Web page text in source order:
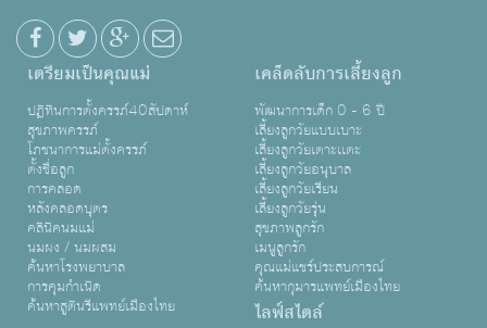
เตรียมเป็นคุณแม่
ปฏิทินการตั้งครรภ์40สัปดาห์
สุขภาพครรภ์
โภชนาการแม่ตั้งครรภ์
ตั้งชื่อลูก
การคลอด
หลังคลอดบุตร
คลินิคนมแม่
นมผง / นมผสม
ค้นหาโรงพยาบาล
การคุมกำเนิด
ค้นหาสูตินรีแพทย์เมืองไทย
เคล็ดลับการเลี้ยงลูก
พัฒนาการเด็ก 0 - 6 ปี
เลี้ยงลูกวัยแบบเบาะ
เลี้ยงลูกวัยเตาะเเตะ
เลี้ยงลูกวัยอนุบาล
เลี้ยงลูกวัยเรียน
เลี้ยงลูกวัยรุ่น
สุขภาพลูกรัก
เมนูลูกรัก
คุณแม่แชร์ประสบการณ์
ค้นหากุมารแพทย์เมืองไทย
ไลฟ์สไตล์